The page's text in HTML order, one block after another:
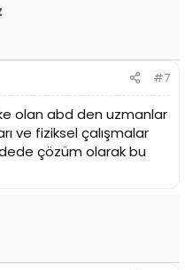
#7
olan abd den uzmanlar
ve fiziksel çalışmalar
çözüm olarak bu